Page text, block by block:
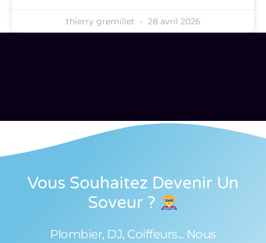
thierry gremillet 28 avril 2026
Vous Souhaitez Devenir Un
Soveur ?
Plombier, DJ, Coiffeurs... Nous